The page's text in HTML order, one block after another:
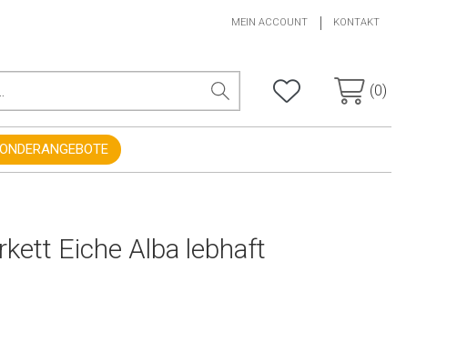
MEIN ACCOUNT KONTAKT
(0)
Eiche Alba lebhaft